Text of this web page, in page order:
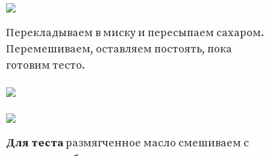
Перекладываем в миску и пересыпаем сахаром.
Перемешиваем, оставляем постоять, пока
готовим тесто.
Для тестаразмягченное масло смешиваем с